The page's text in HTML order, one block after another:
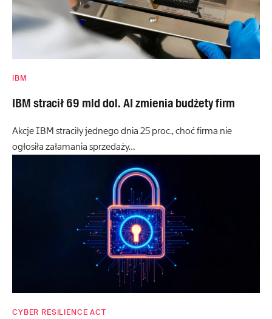
IBM
IBM stracił 69 mld dol. AI zmienia budżety firm
Akcje IBM straciły jednego dnia 25 proc., choć firma nie
ogłosiła załamania sprzedaży…
CYBER RESILIENCE ACT